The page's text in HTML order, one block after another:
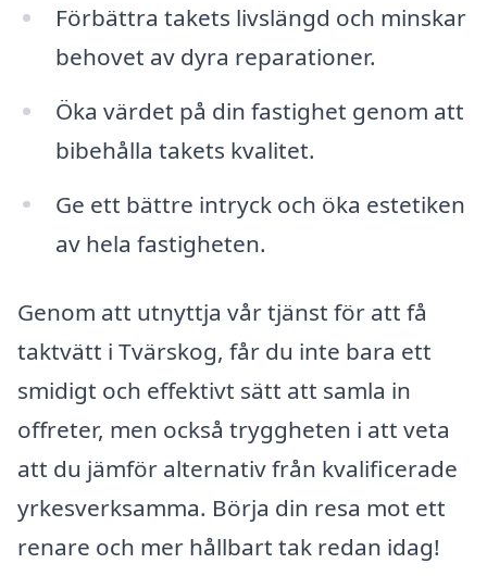
Förbättra takets livslängd och minskar
behovet av dyra reparationer.
Öka värdet på din fastighet genom att
bibehålla takets kvalitet.
Ge ett bättre intryck och öka estetiken
av hela fastigheten.
Genom att utnyttja vår tjänst för att få
taktvätt i Tvärskog, får du inte bara ett
smidigt och effektivt sätt att samla in
offreter, men också tryggheten i att veta
att du jämför alternativ från kvalificerade
yrkesverksamma. Börja din resa mot ett
renare och mer hållbart tak redan idag!